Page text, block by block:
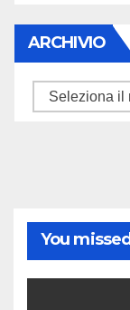
ARCHIVIO
ARCHIVIO
You missed